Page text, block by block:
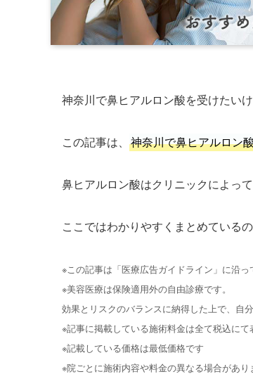
神奈川で鼻ヒアルロン酸を受けたい
この記事は、 神奈川で鼻ヒアルロン
鼻ヒアルロン酸はクリニックによっ
ここではわかりやすくまとめている
※この記事は「医療広告ガイドライン」に沿っ
※美容医療は保険適用外の自由診療です。
効果とリスクのバランスに納得した上で、自
※記事に掲載している施術料金は全て税込にて
※記載している価格は最低価格です
※院ごとに施術内容や料金の異なる場合があり